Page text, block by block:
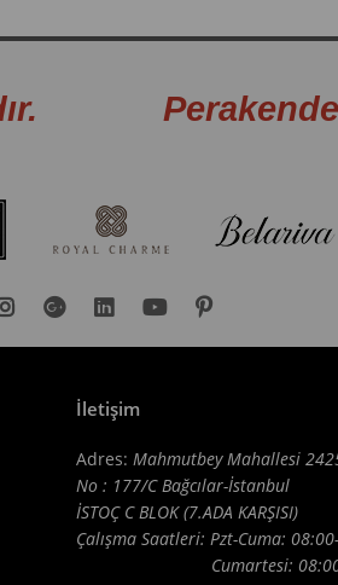
Perakende
İletişim
Adres: Mahmutbey Mahallesi
No : 177/C Bağcılar-İstanbul
İSTOÇ C BLOK (7.ADA KARŞISI)
Çalışma Saatleri: Pzt-Cuma:
Cumartesi: 08:00-